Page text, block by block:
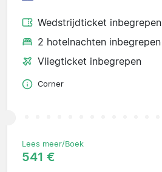
Wedstrijdticket inbegrepen
2 hotelnachten inbegrepen
Vliegticket inbegrepen
Corner
Lees meer/Boek
541 €